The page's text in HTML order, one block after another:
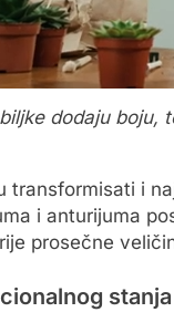
dodaju boju,
transformisati i
i anturijuma
prosečne
stanja